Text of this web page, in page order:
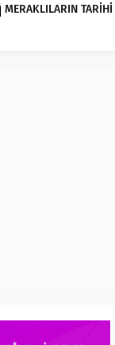
MERAKLILARIN TARİHİ